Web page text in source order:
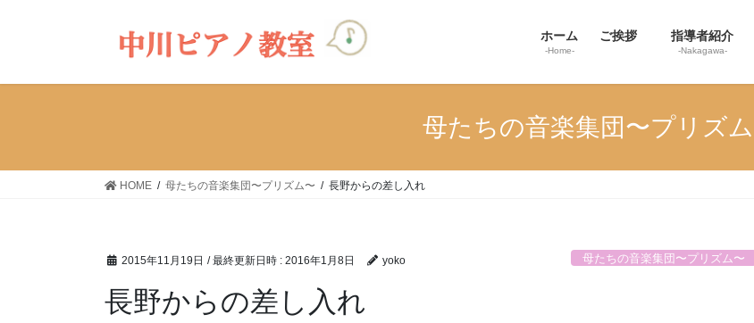
ホーム
-Home-
ご挨拶 指導者紹介
-Nakagawa-
母たちの音楽集団〜プリズ
HOME 母たちの音楽集団〜プリズム〜 長野からの差し入れ
2015年11月19日 / 最終更新日時 : 2016年1月8日 yoko 母たちの音楽集団〜プリズム〜
長野からの差し入れ